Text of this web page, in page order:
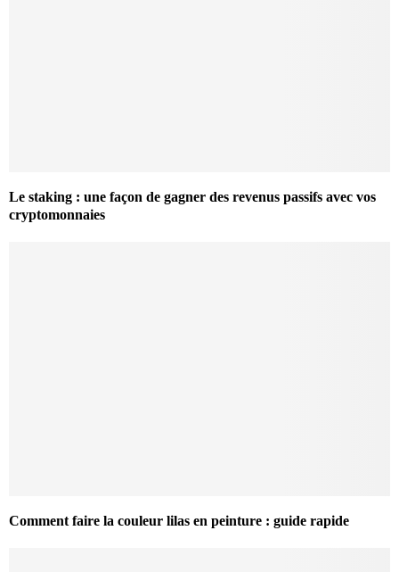
Le staking : une façon de gagner des revenus passifs avec vos
cryptomonnaies
Comment faire la couleur lilas en peinture : guide rapide